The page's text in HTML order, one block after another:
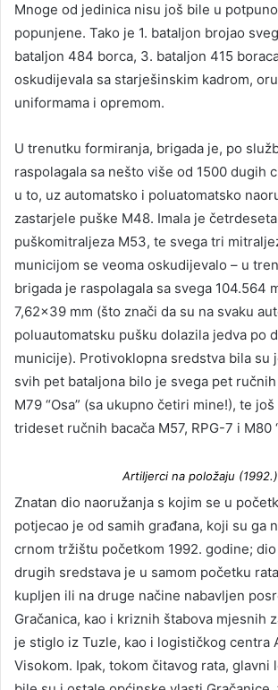
Mnoge od jedinica nisu još bile u
popunjene. Tako je 1. bataljon brojao
bataljon 484 borca, 3. bataljon 415
oskudijevala sa starješinskim kadrom,
uniformama i opremom.
U trenutku formiranja, brigada je, po
raspolagala sa nešto više od 1500 dugih
u to, uz automatsko i poluatomatsko
zastarjele puške M48. Imala je
puškomitraljeza M53, te svega tri
municijom se veoma oskudijevalo – u
brigada je raspolagala sa svega 104.564
7,62×39 mm (što znači da su na svaku
poluautomatsku pušku dolazila jedva po
municije). Protivoklopna sredstva bila su
svih pet bataljona bilo je svega pet
M79 “Osa” (sa ukupno četiri mine!), te
trideset ručnih bacača M57, RPG-7 i M80
Artiljerci na položaju (1992.)
Znatan dio naoružanja s kojim se u
potjecao je od samih građana, koji su ga
crnom tržištu početkom 1992. godine;
drugih sredstava je u samom početku
kupljen ili na druge načine nabavljen
Gračanica, kao i kriznih štabova mjesnih
je stiglo iz Tuzle, kao i logističkog centra
Visokom. Ipak, tokom čitavog rata, glavni